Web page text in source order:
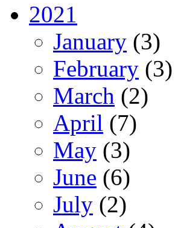
2021
January (3)
February (3)
March (2)
April (7)
May (3)
June (6)
July (2)